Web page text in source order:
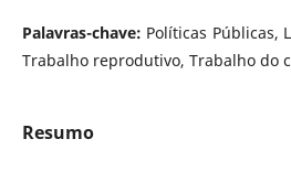
Palavras-chave: Políticas Públicas,
Trabalho reprodutivo, Trabalho do
Resumo